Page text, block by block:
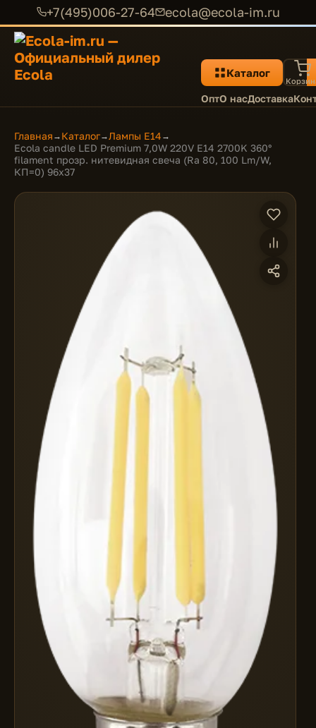
+7(495)006-27-64 ecola@ecola-im.ru
Каталог
ОптО насДоставка
Главная → Каталог→Лампы E14 →
Ecola candle LED Premium 7,0W 220V E14 2700K 360°
filament прозр. нитевидная свеча (Ra 80, 100 Lm/W,
КП=0) 96х37